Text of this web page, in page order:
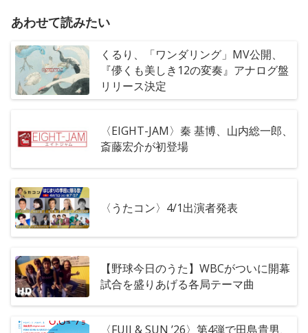
あわせて読みたい
くるり、「ワンダリング」MV公開、
『儚くも美しき12の変奏』アナログ盤
リリース決定
〈EIGHT-JAM〉秦 基博、山内総一郎、
斎藤宏介が初登場
〈うたコン〉4/1出演者発表
【野球今日のうた】WBCがついに開幕
試合を盛りあげる各局テーマ曲
〈FUJI & SUN ’26〉第4弾で田島貴男、